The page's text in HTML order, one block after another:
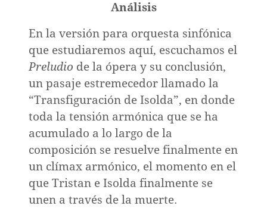
Análisis
En la versión para orquesta sinfónica
que estudiaremos aquí, escuchamos el
Preludio de la ópera y su conclusión,
un pasaje estremecedor llamado la
“Transfiguración de Isolda”, en donde
toda la tensión armónica que se ha
acumulado a lo largo de la
composición se resuelve finalmente en
un clímax armónico, el momento en el
que Tristan e Isolda finalmente se
unen a través de la muerte.